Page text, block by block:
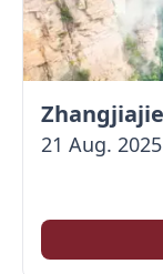
21 Aug. 2025